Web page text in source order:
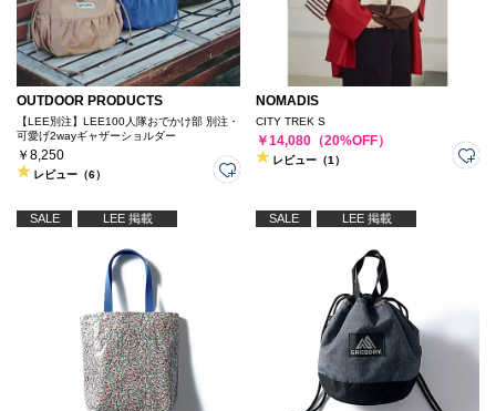
OUTDOOR PRODUCTS
【LEE別注】LEE100人隊おでかけ部 別注・
可愛げ2wayギャザーショルダー
￥8,250
レビュー（6）
NOMADIS
CITY TREK S
￥14,080（20%OFF）
レビュー（1）
SALE LEE 掲載 SALE LEE 掲載